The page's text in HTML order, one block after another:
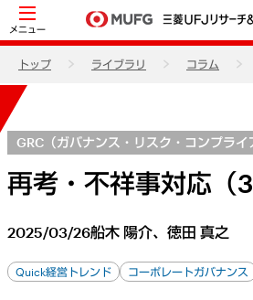
メニュー
トップ ライブラリ コラム
GRC（ガバナンス・リスク・コンプライ
再考・不祥事対応（3
2025/03/26船木 陽介、徳田 真之
Quick経営トレンド コーポレートガバナンス